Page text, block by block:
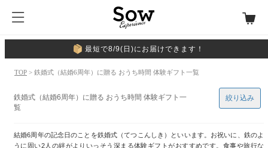
最短で8/9(日)にお届けできます！
TOP > 鉄婚式（結婚6周年）に贈る おうち時間 体験ギフト一覧
鉄婚式（結婚6周年）に贈る おうち時間 体験ギフト一
覧
結婚6周年の記念日のことを鉄婚式（てつこんしき）といいます。お祝いに、鉄のよ
うに固い2人の絆がよりいっそう深まる体験ギフトがおすすめです。食事や旅行な
絞り込み